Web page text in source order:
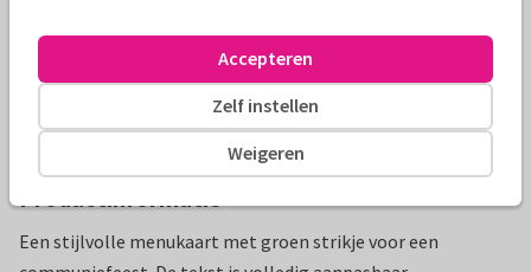
Een stijlvolle menukaart met groen strikje voor een
Weigeren
Zelf instellen
Accepteren